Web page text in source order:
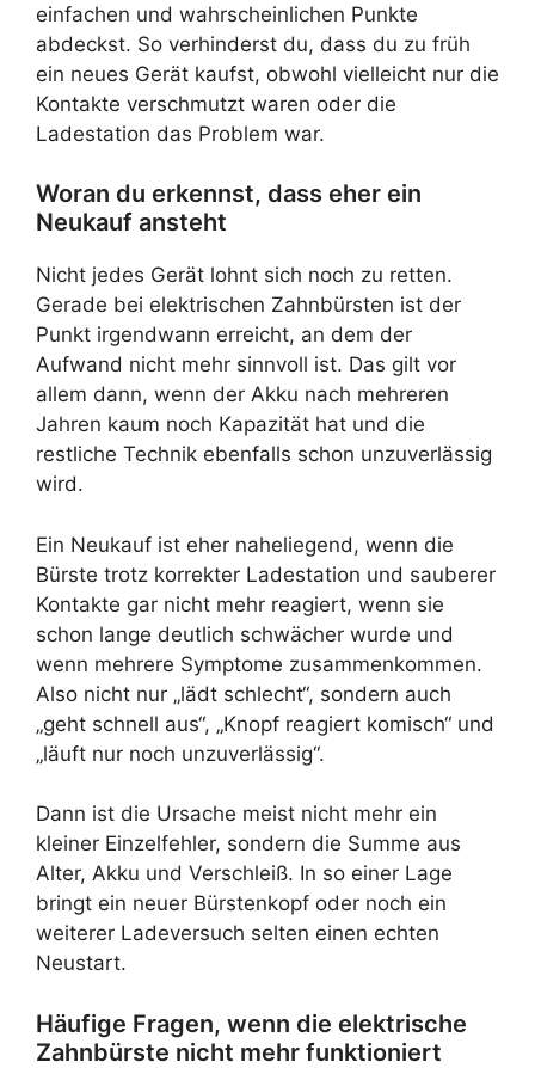
einfachen und wahrscheinlichen Punkte
abdeckst. So verhinderst du, dass du zu früh
ein neues Gerät kaufst, obwohl vielleicht nur die
Kontakte verschmutzt waren oder die
Ladestation das Problem war.
Woran du erkennst, dass eher ein
Neukauf ansteht
Nicht jedes Gerät lohnt sich noch zu retten.
Gerade bei elektrischen Zahnbürsten ist der
Punkt irgendwann erreicht, an dem der
Aufwand nicht mehr sinnvoll ist. Das gilt vor
allem dann, wenn der Akku nach mehreren
Jahren kaum noch Kapazität hat und die
restliche Technik ebenfalls schon unzuverlässig
wird.
Ein Neukauf ist eher naheliegend, wenn die
Bürste trotz korrekter Ladestation und sauberer
Kontakte gar nicht mehr reagiert, wenn sie
schon lange deutlich schwächer wurde und
wenn mehrere Symptome zusammenkommen.
Also nicht nur „lädt schlecht“, sondern auch
„geht schnell aus“, „Knopf reagiert komisch“ und
„läuft nur noch unzuverlässig“.
Dann ist die Ursache meist nicht mehr ein
kleiner Einzelfehler, sondern die Summe aus
Alter, Akku und Verschleiß. In so einer Lage
bringt ein neuer Bürstenkopf oder noch ein
weiterer Ladeversuch selten einen echten
Neustart.
Häufige Fragen, wenn die elektrische
Zahnbürste nicht mehr funktioniert